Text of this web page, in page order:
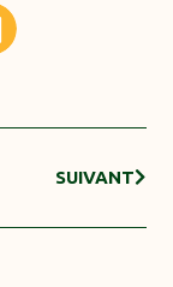
SUIVANT